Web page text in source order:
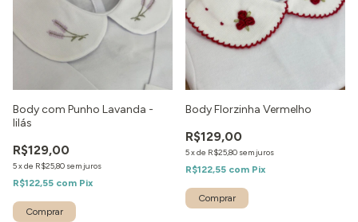
Body com Punho Lavanda -
lilás
R$129,00
5xde R$25,80 sem juros
R$122,55 com Pix
Body Florzinha Vermelho
R$129,00
5xde R$25,80 sem juros
R$122,55 com Pix